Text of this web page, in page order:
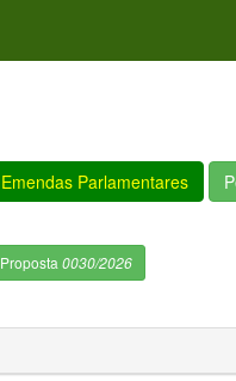
Emendas Parlamentares
Proposta 0030/2026